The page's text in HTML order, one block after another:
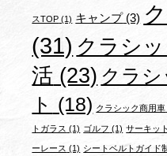
スTOP (1) キャンプ(3)
(31) クラシ
活 (23) クラ
ト (18) クラシック商用車
トガラス (1) ゴルフ (1) サーキッ
ーレース (1) シートベルトガイド